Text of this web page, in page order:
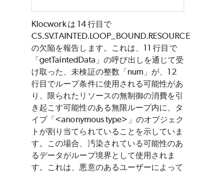
Klocwork は 14 行目で
CS.SV.TAINTED.LOOP_BOUND.RESOURCE
の欠陥を報告します。これは、11 行目で
「getTaintedData」の呼び出しを通じて受
け取った、未検証の整数「num」が、12
行目でループ条件に使用される可能性があ
り、限られたリソースの無制御の消費を引
き起こす可能性のある無限ループ内に、タ
イプ「<anonymous type>」のオブジェク
トが割り当てられていることを示していま
す。この場合、汚染されている可能性のあ
るデータがループ境界として使用されま
す。これは、悪意のあるユーザーによって